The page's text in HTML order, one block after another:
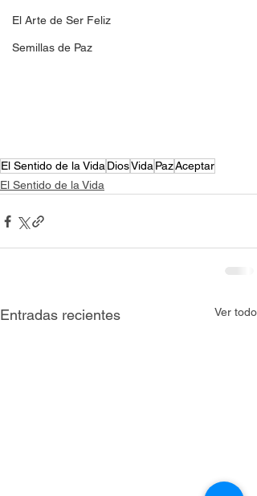
El Arte de Ser Feliz
Semillas de Paz
El Sentido de la VidaDiosVidaPazAceptar
El Sentido de la Vida
Entradas recientes Ver todo